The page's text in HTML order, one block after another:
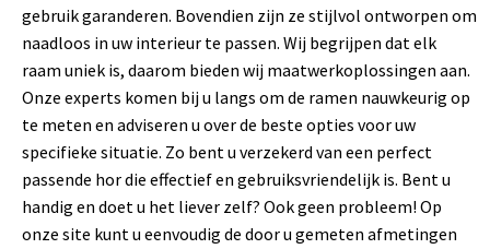
gebruik garanderen. Bovendien zijn ze stijlvol ontworpen om
naadloos in uw interieur te passen. Wij begrijpen dat elk
raam uniek is, daarom bieden wij maatwerkoplossingen aan.
Onze experts komen bij u langs om de ramen nauwkeurig op
te meten en adviseren u over de beste opties voor uw
specifieke situatie. Zo bent u verzekerd van een perfect
passende hor die effectief en gebruiksvriendelijk is. Bent u
handig en doet u het liever zelf? Ook geen probleem! Op
onze site kunt u eenvoudig de door u gemeten afmetingen